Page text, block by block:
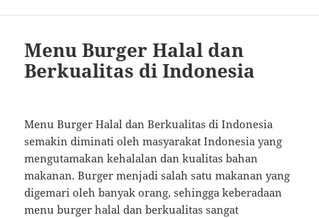
Menu Burger Halal dan
Berkualitas di Indonesia
Menu Burger Halal dan Berkualitas di Indonesia
semakin diminati oleh masyarakat Indonesia yang
mengutamakan kehalalan dan kualitas bahan
makanan. Burger menjadi salah satu makanan yang
digemari oleh banyak orang, sehingga keberadaan
menu burger halal dan berkualitas sangat